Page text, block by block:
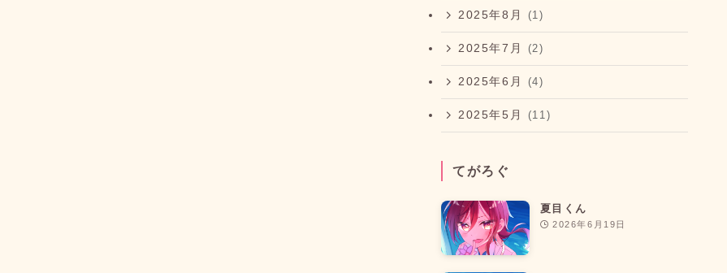
2025年8月 (1)
2025年7月 (2)
2025年6月 (4)
2025年5月 (11)
てがろぐ
夏目くん
2026年6月19日